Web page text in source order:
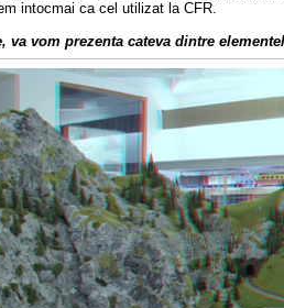
intocmai ca cel utilizat la CFR.
va vom prezenta cateva dintre